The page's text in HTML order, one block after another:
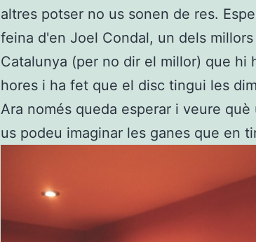
altres potser no us sonen de res.
feina d'en Joel Condal, un dels
Catalunya (per no dir el millor) que hi
hores i ha fet que el disc tingui les
Ara només queda esperar i veure
us podeu imaginar les ganes que en